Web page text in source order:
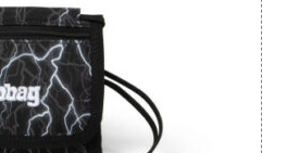
child
menu